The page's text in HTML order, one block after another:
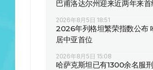
巴甫洛达尔州迎来近两年来
2026年8月5日 18:51
2026年列格坦繁荣指数公布
居中亚首位
2026年8月5日 15:08
哈萨克斯坦已有1300余名服